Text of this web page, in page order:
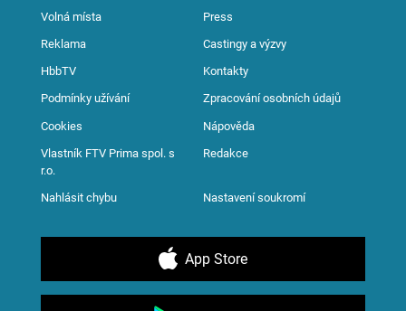
Volná místa Press
Reklama Castingy a výzvy
HbbTV Kontakty
Podmínky užívání Zpracování osobních údajů
Cookies Nápověda
Vlastník FTV Prima spol. s
r.o.
Redakce
Nahlásit chybu Nastavení soukromí
App Store